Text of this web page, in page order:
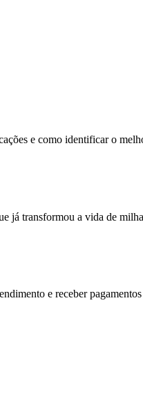
e como identificar o
já transformou a vida de
e receber